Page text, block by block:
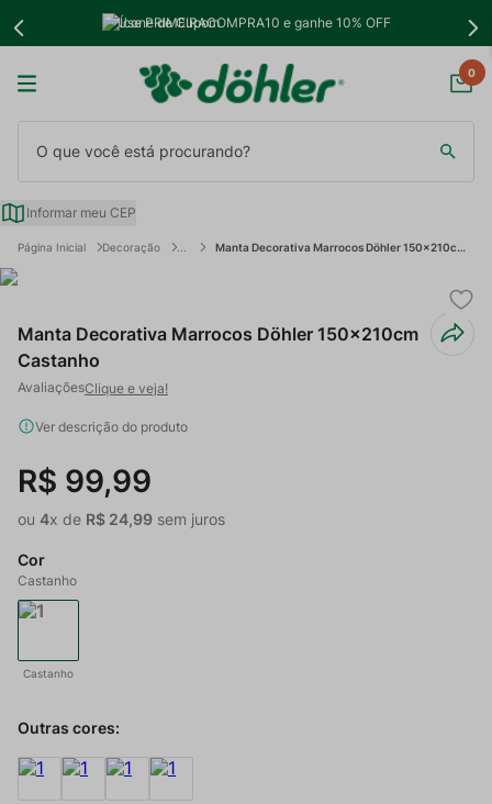
Use PRIMEIRACOMPRA10 e ganhe 10% OFF
0
Informar meu CEP
Decoração Manta Decorativa Marrocos Döhler 150x210cm Castanho
Manta Decorativa Marrocos Döhler 150x210cm
Castanho
Clique e veja!
Ver descrição do produto
R$ 99,99
ou 4x de R$ 24,99 sem juros
Cor
Castanho
Castanho
Outras cores: